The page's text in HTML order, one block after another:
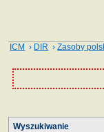
ICM › DIR ›Zasoby
Wyszukiwanie